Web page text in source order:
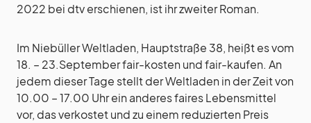
2022 bei dtv erschienen, ist ihr zweiter Roman.
Im Niebüller Weltladen, Hauptstraße 38, heißt es vom
18. – 23.September fair-kosten und fair-kaufen. An
jedem dieser Tage stellt der Weltladen in der Zeit von
10.00 – 17.00 Uhr ein anderes faires Lebensmittel
vor, das verkostet und zu einem reduzierten Preis